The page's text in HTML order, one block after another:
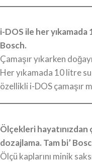
i-DOS ile her
Bosch.
Çamaşır yıkarken
Her yıkamada 10 litre
özellikli i-DOS çamaşır
Ölçekleri
dozajlama. Tam bi’
Ölçü kaplarını minik